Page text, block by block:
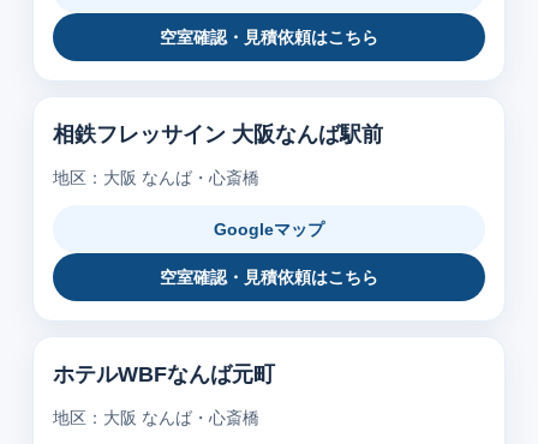
空室確認・見積依頼はこちら
相鉄フレッサイン 大阪なんば駅前
地区：大阪 なんば・心斎橋
Googleマップ
空室確認・見積依頼はこちら
ホテルWBFなんば元町
地区：大阪 なんば・心斎橋